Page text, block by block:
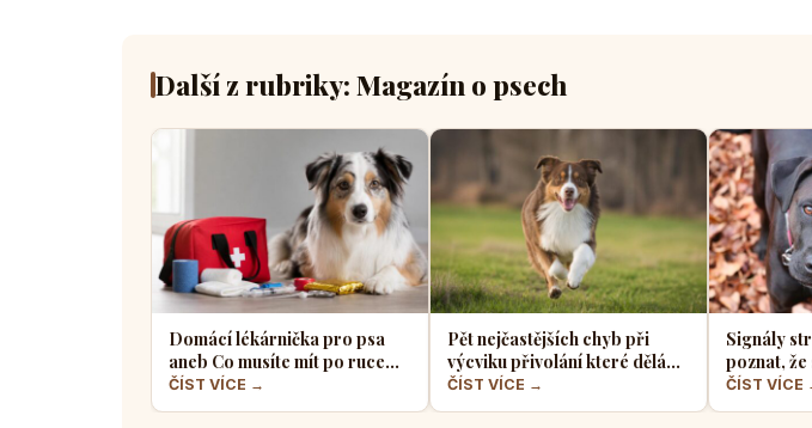
Další z rubriky: Magazín o psech
Domácí lékárnička pro psa
aneb Co musíte mít po ruce
pro případ nouze
ČÍST VÍCE →
Pět nejčastějších chyb při
výcviku přivolání které dělá
většina pejskařů
ČÍST VÍCE →
Signály
poznat,
přítel
ČÍST VÍCE